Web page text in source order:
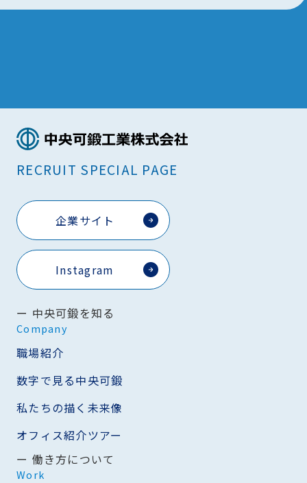
RECRUIT SPECIAL PAGE
企業サイト
Instagram
中央可鍛を知る
Company
職場紹介
数字で見る中央可鍛
私たちの描く未来像
オフィス紹介ツアー
働き方について
Work